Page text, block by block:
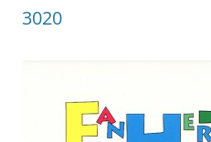
3020